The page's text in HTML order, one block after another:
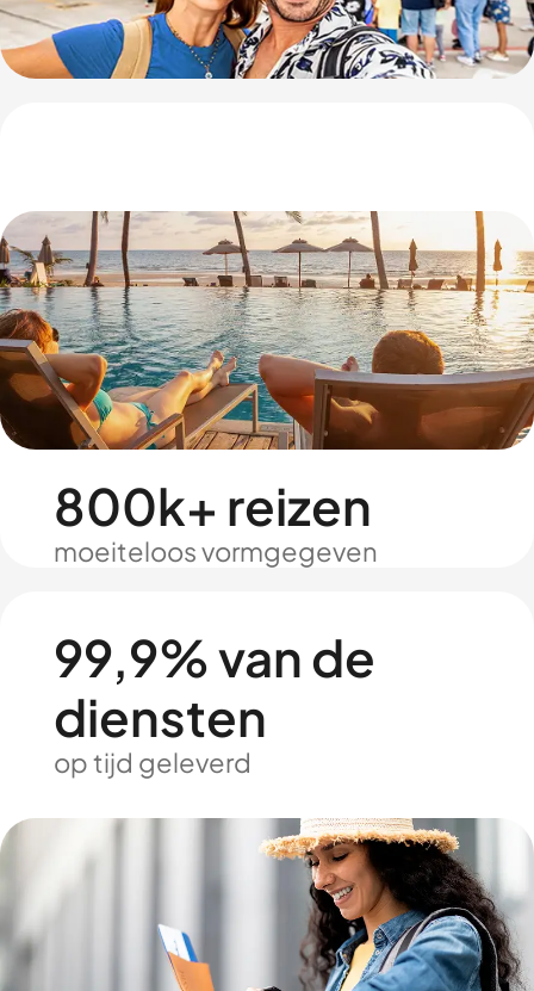
800k+ reizen
moeiteloos vormgegeven
99,9% van de
diensten
op tijd geleverd